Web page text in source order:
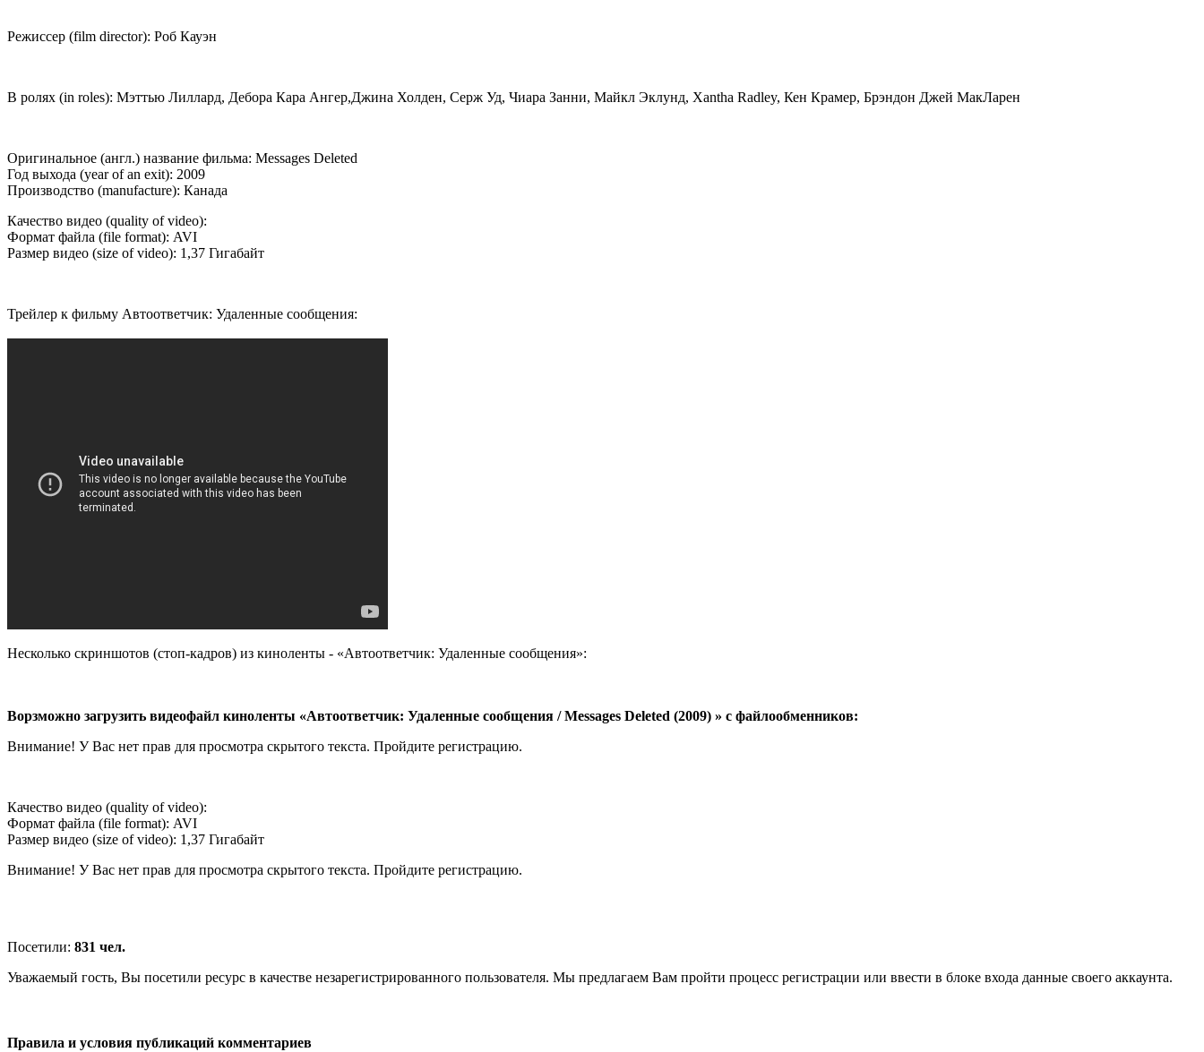
Режиссер (film director): Роб Кауэн
В ролях (in roles): Мэттью Лиллард, Дебора Кара Ангер,Джина Холден, Серж Уд, Чиара Занни, Майкл Эклунд, Xantha Radley, Кен Крамер, Брэндон Джей МакЛарен
Оригинальное (англ.) название фильма: Messages Deleted
Год выхода (year of an exit): 2009
Производство (manufacture): Канада
Качество видео (quality of video):
Формат файла (file format): AVI
Размер видео (size of video): 1,37 Гигабайт
Трейлер к фильму Автоответчик: Удаленные сообщения:
Несколько скриншотов (стоп-кадров) из киноленты - «Автоответчик: Удаленные сообщения»:
Ворзможно загрузить видеофайл киноленты «Автоответчик: Удаленные сообщения / Messages Deleted (2009) » с файлообменников:
Внимание! У Вас нет прав для просмотра скрытого текста. Пройдите регистрацию.
Качество видео (quality of video):
Формат файла (file format): AVI
Размер видео (size of video): 1,37 Гигабайт
Внимание! У Вас нет прав для просмотра скрытого текста. Пройдите регистрацию.
Посетили: 831 чел.
Уважаемый гость, Вы посетили ресурс в качестве незарегистрированного пользователя. Мы предлагаем Вам пройти процесс регистрации или ввести в блоке входа данные своего аккаунта.
Правила и условия публикаций комментариев